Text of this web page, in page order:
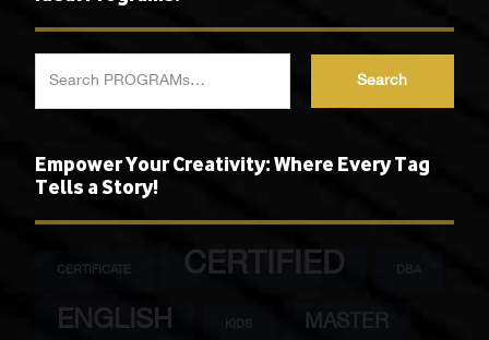
Search
Empower Your Creativity: Where Every Tag
Tells a Story!
CERTIFICATE CERTIFIED DBA
ENGLISH KIDS MASTER